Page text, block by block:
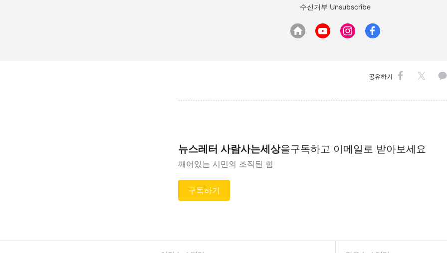
수신거부 Unsubscribe
공유하기
뉴스레터 사람사는세상을구독하고 이메일로 받아보세요
깨어있는 시민의 조직된 힘
구독하기